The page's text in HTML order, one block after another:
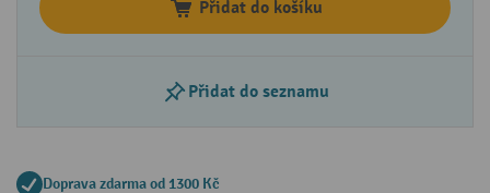
Přidat do košíku
Přidat do seznamu
Doprava zdarma od 1300 Kč